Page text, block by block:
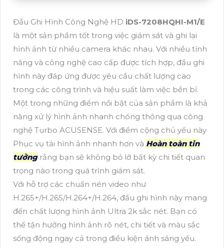
Đầu Ghi Hình Công Nghệ HD iDS-7208HQHI-M1/E
là một sản phẩm tốt trong việc giám sát và ghi lại
hình ảnh từ nhiều camera khác nhau. Với nhiều tính
năng và công nghệ cao cấp được tích hợp, đầu ghi
hình này đáp ứng được yêu cầu chất lượng cao
trong các công trình và hiệu suất làm việc bền bỉ.
Một trong những điểm nổi bật của sản phẩm là khả
năng xử lý hình ảnh nhanh chóng thông qua công
nghệ Turbo ACUSENSE. Với điểm cộng chủ yếu này
Phục vụ tải hình ảnh nhanh hơn và Hoàn toàn tin
tưởngrằng bạn sẽ không bỏ lỡ bất kỳ chi tiết quan
trọng nào trong quá trình giám sát.
Với hỗ trợ các chuẩn nén video như
H.265+/H.265/H.264+/H.264, đầu ghi hình này mang
đến chất lượng hình ảnh Ultra 2k sắc nét. Bạn có
thể tận hưởng hình ảnh rõ nét, chi tiết và màu sắc
sống động ngay cả trong điều kiện ánh sáng yếu.